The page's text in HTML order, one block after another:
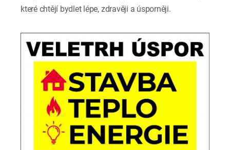
které chtějí bydlet lépe, zdravěji a úsporněji.